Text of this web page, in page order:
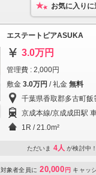
お気に入りに
エステートピアASUKA
3.0万円
管理費 : 2,000円
敷金 3.0万円 / 礼金 無料
千葉県香取郡多古町飯
京成本線/京成成田駅
1R / 21.0m²
ただいま 4人 が検討中！
対象者全員に 20,000 円 キャッ